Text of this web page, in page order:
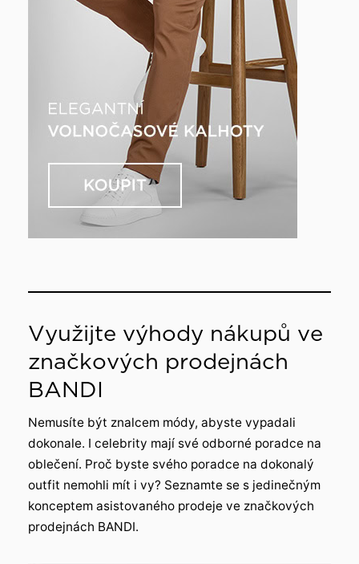
Využijte výhody nákupů ve
značkových prodejnách
BANDI
Nemusíte být znalcem módy, abyste vypadali
dokonale. I celebrity mají své odborné poradce na
oblečení. Proč byste svého poradce na dokonalý
outfit nemohli mít i vy? Seznamte se s jedinečným
konceptem asistovaného prodeje ve značkových
prodejnách BANDI.